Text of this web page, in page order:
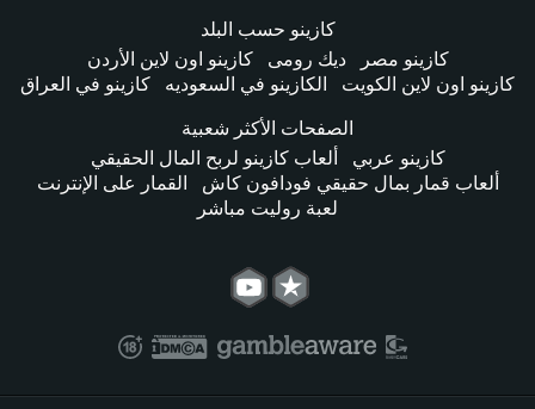
كازينو حسب البلد
كازينو مصر
ديك رومى
كازينو اون لاين الأردن
كازينو اون لاين الكويت
الكازينو في السعوديه كازينو في العراق
الصفحات الأكثر شعبية
كازينو عربي
ألعاب كازينو لربح المال الحقيقي
ألعاب قمار بمال حقيقي فودافون كاش
القمار على الإنترنت
لعبة روليت مباشر